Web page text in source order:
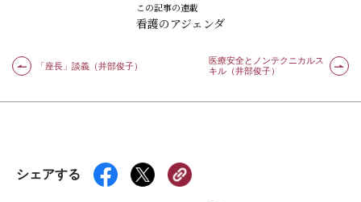
この記事の連載
看護のアジェンダ
「座長」談義（井部俊子）
医療安全とノンテクニカルス
キル（井部俊子）
シェアする